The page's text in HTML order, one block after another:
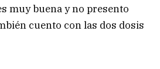
muy buena y no presento
cuento con las dos dosis